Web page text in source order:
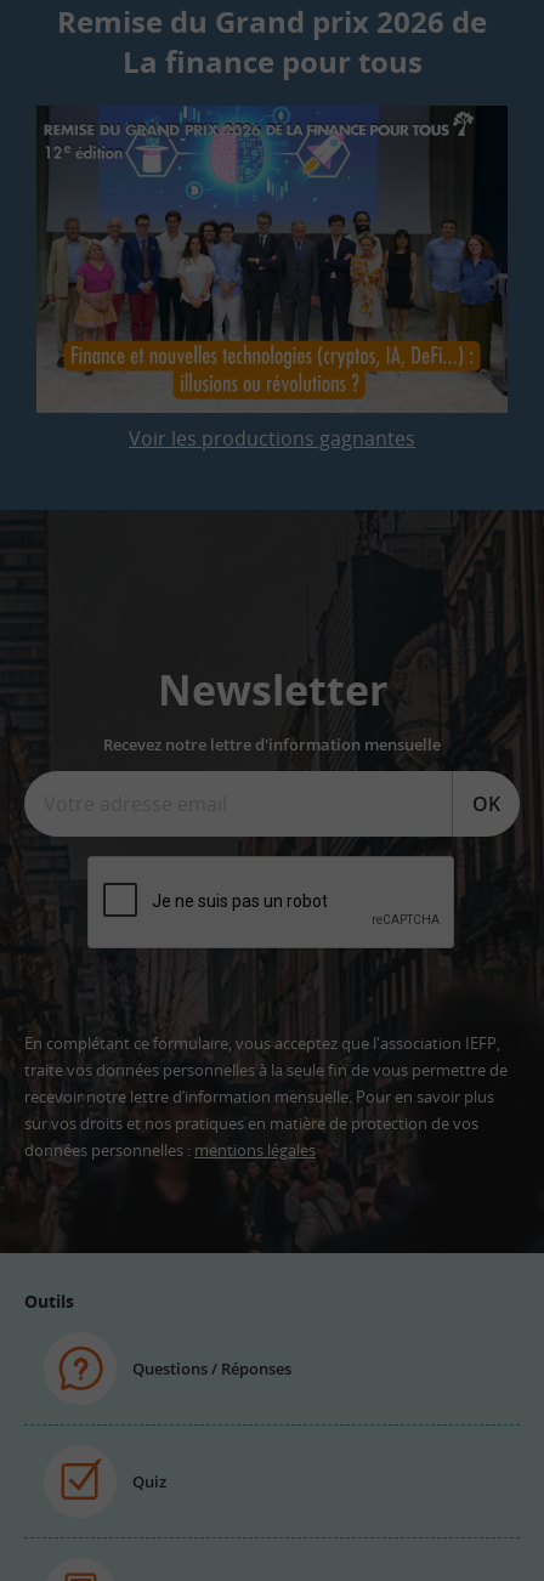
Remise du Grand prix 2026 de
La finance pour tous
Voir les productions gagnantes
Newsletter
Recevez notre lettre d'information mensuelle
OK
En complétant ce formulaire, vous acceptez que l'association IEFP,
traite vos données personnelles à la seule fin de vous permettre de
recevoir notre lettre d’information mensuelle. Pour en savoir plus
sur vos droits et nos pratiques en matière de protection de vos
données personnelles : mentions légales
Outils
Questions / Réponses
Quiz